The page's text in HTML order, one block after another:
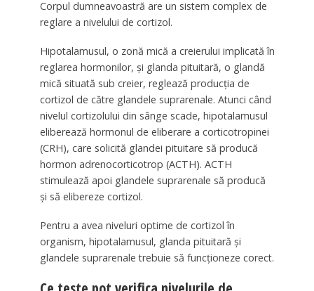
Corpul dumneavoastră are un sistem complex de
reglare a nivelului de cortizol.
Hipotalamusul, o zonă mică a creierului implicată în
reglarea hormonilor, și glanda pituitară, o glandă
mică situată sub creier, reglează producția de
cortizol de către glandele suprarenale. Atunci când
nivelul cortizolului din sânge scade, hipotalamusul
eliberează hormonul de eliberare a corticotropinei
(CRH), care solicită glandei pituitare să producă
hormon adrenocorticotrop (ACTH). ACTH
stimulează apoi glandele suprarenale să producă
și să elibereze cortizol.
Pentru a avea niveluri optime de cortizol în
organism, hipotalamusul, glanda pituitară și
glandele suprarenale trebuie să funcționeze corect.